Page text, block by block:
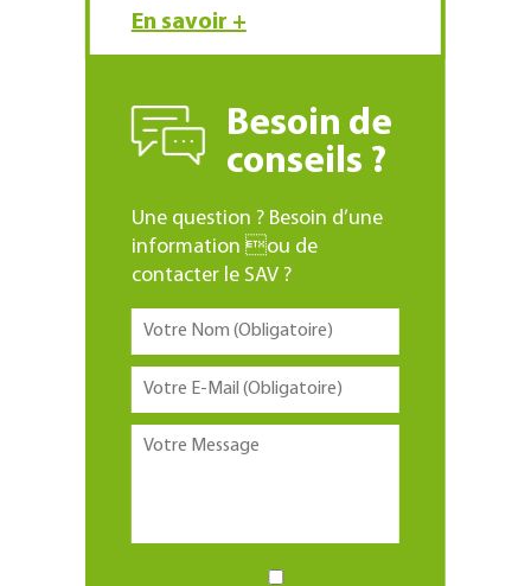
En savoir +
Besoin de
conseils ?
Une question ? Besoin d’une
information ou de
contacter le SAV ?